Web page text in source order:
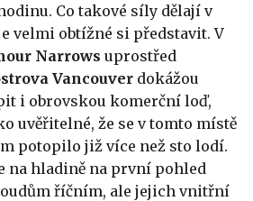
Co takové síly dělají v
velmi obtížné si představit. V
Narrows uprostřed
Vancouver dokážou
i obrovskou komerční loď,
uvěřitelné, že se v tomto místě
potopilo již více než sto lodí.
na hladině na první pohled
říčním, ale jejich vnitřní